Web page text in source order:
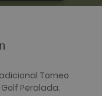
Torneo
Peralada.